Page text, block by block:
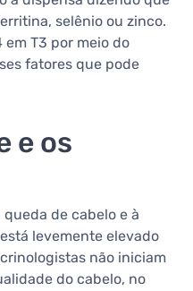
selênio ou zinco.
T3 por meio do
fatores que pode
e os
de cabelo e à
levemente elevado
não iniciam
do cabelo, no